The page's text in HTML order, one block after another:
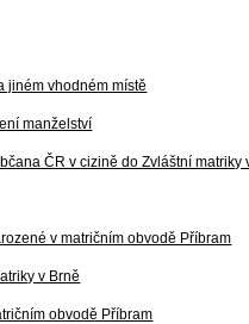
jiném vhodném místě
manželství
ČR v cizině do Zvláštní matriky
v matričním obvodě Příbram
v Brně
obvodě Příbram